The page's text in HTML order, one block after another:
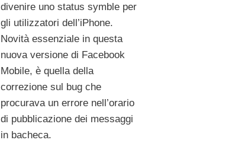
divenire uno status symble per
gli utilizzatori dell’iPhone.
Novità essenziale in questa
nuova versione di Facebook
Mobile, è quella della
correzione sul bug che
procurava un errore nell’orario
di pubblicazione dei messaggi
in bacheca.